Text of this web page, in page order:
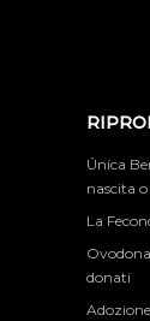
Única
nascita
La
donati